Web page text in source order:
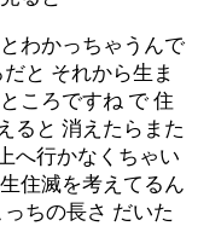
わかっちゃうんで
と それから生ま
ころですね で 住
ると 消えたらまた
へ行かなくちゃい
住滅を考えてるん
ちの長さ だいた